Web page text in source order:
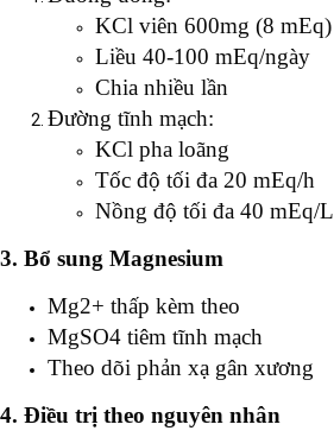
KCl viên 600mg (8 mEq)
Liều 40-100 mEq/ngày
Chia nhiều lần
Đường tĩnh mạch:
KCl pha loãng
Tốc độ tối đa 20 mEq/h
Nồng độ tối đa 40 mEq/L
3. Bổ sung Magnesium
Mg2+ thấp kèm theo
MgSO4 tiêm tĩnh mạch
Theo dõi phản xạ gân xương
4. Điều trị theo nguyên nhân